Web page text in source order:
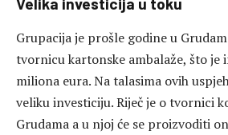
Velika investicija u toku
Grupacija je prošle godine u
tvornicu kartonske ambalaže, što je
miliona eura. Na talasima ovih
veliku investiciju. Riječ je o tvornici
Grudama a u njoj će se proizvoditi